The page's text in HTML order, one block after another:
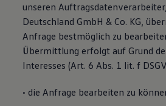
unseren
Deutschland GmbH & Co. KG,
Anfrage bestmöglich zu
Übermittlung erfolgt auf Grund
Interesses (Art. 6 Abs. 1 lit. f
• die Anfrage bearbeiten zu